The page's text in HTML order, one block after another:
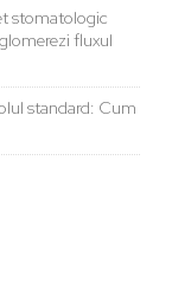
stomatologic
fluxul
standard: Cum